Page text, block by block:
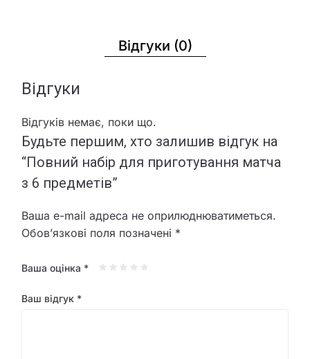
Відгуки (0)
Відгуки
Відгуків немає, поки що.
Будьте першим, хто залишив відгук на
“Повний набір для приготування матча
з 6 предметів”
Ваша e-mail адреса не оприлюднюватиметься.
Обов’язкові поля позначені *
Ваша оцінка *
Ваш відгук *